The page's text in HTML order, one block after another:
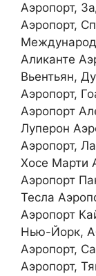
Аэропорт,
Аэропорт,
Аликанте
Вьентьян,
Аэропорт,
Аэропорт
Луперон
Аэропорт,
Хосе Марти
Аэропорт
Тесла
Аэропорт
Нью-Йорк,
Аэропорт,
Аэропорт,